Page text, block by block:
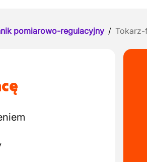
pomiarowo-regulacyjny / Tokarz-